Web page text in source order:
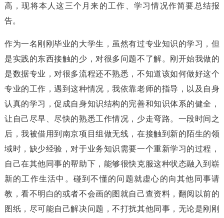
高，现将本人这三个月来的工作、学习情况作简要总结报
告。
作为一名刚刚毕业的大学生，虽然有过专业知识的学习，但
是实践的东西接触的少，对很多问题不了解。刚开始我做的
是数据专业，对很多流程还不熟悉，不知道该如何做好这个
专业的工作，遇到这种情况，我依靠老师的指导，以及自身
认真的学习，促成自身知识结构的完善和知识体系的健全，
让自己尽早、尽快的熟悉工作情况，少走弯路。一段时间之
后，我被借用到南京项目组做无线，在接触到新的陌生的领
域时，缺少经验，对于业务知识需要一个重新学习的过程，
自己在其他同事的帮助下，能够很快克服这种状态融入到崭
新的工作生活中。碰到不懂的问题就虚心的向其他同事请
教，看不明白的或者不会画的图就自己查资料，翻阅以前的
图纸，尽可能自己解决问题，不打扰其他同事，无论是刚刚